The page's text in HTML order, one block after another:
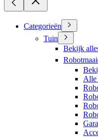
Categorieën
Tuin
Bekijk
Alle